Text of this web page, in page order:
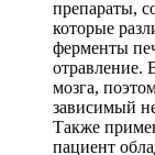
препараты,
которые
ферменты
отравление.
мозга,
зависимый
Также
пациент